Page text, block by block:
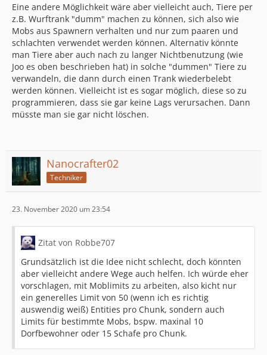
Eine andere Möglichkeit wäre aber vielleicht auch, Tiere per
z.B. Wurftrank "dumm" machen zu können, sich also wie
Mobs aus Spawnern verhalten und nur zum paaren und
schlachten verwendet werden können. Alternativ könnte
man Tiere aber auch nach zu langer Nichtbenutzung (wie
Joo es oben beschrieben hat) in solche "dummen" Tiere zu
verwandeln, die dann durch einen Trank wiederbelebt
werden können. Vielleicht ist es sogar möglich, diese so zu
programmieren, dass sie gar keine Lags verursachen. Dann
müsste man sie gar nicht löschen.
Nanocrafter02
Techniker
23. November 2020 um 23:54
Zitat von Robbe707
Grundsätzlich ist die Idee nicht schlecht, doch könnten
aber vielleicht andere Wege auch helfen. Ich würde eher
vorschlagen, mit Moblimits zu arbeiten, also kicht nur
ein generelles Limit von 50 (wenn ich es richtig
auswendig weiß) Entities pro Chunk, sondern auch
Limits für bestimmte Mobs, bspw. maxinal 10
Dorfbewohner oder 15 Schafe pro Chunk.